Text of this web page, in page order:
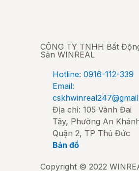
CÔNG TY TNHH Bất
Sản WINREAL
Hotline: 0916-112-339
Email:
Địa chỉ: 105 Vành Đai
Tây, Phường An
Quận 2, TP Thủ Đức
Bản đồ
Copyright © 2022